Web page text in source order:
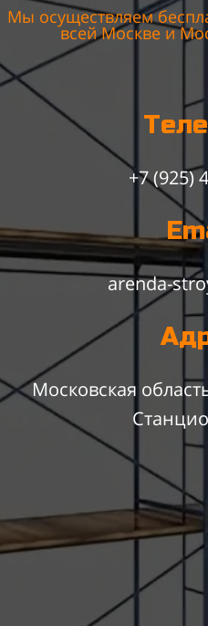
Мы осуществляем
всей Москве и
+7 (925)
arenda-
Московская